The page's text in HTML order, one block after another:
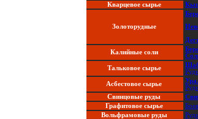
Кварцевое сырье
Золоторудные
Калийные соли
Тальковое сырье
Асбестовое сырье
Свинцовые руды
Графитовое сырье
Вольфрамовые руды